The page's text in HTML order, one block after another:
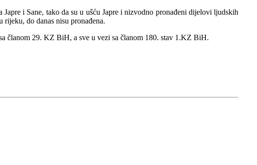
i Sane, tako da su u ušću Japre i nizvodno pronađeni dijelovi ljudskih
do danas nisu pronađena.
članom 29. KZ BiH, a sve u vezi sa članom 180. stav 1.KZ BiH.